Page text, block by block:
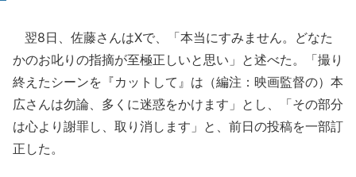
翌8日、佐藤さんはXで、「本当にすみません。どなた
かのお叱りの指摘が至極正しいと思い」と述べた。「撮り
終えたシーンを『カットして』は（編注：映画監督の）本
広さんは勿論、多くに迷惑をかけます」とし、「その部分
は心より謝罪し、取り消します」と、前日の投稿を一部訂
正した。